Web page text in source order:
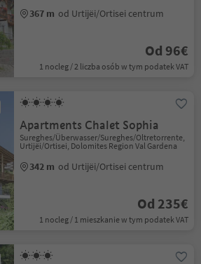
367 m od Urtijëi/Ortisei centrum
Od 96€
1 nocleg / 2 liczba osób w tym podatek VAT
Apartments Chalet Sophia
Sureghes/Überwasser/Sureghes/Oltretorrente,
Urtijëi/Ortisei, Dolomites Region Val Gardena
342 m od Urtijëi/Ortisei centrum
Od 235€
1 nocleg / 1 mieszkanie w tym podatek VAT